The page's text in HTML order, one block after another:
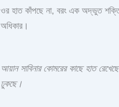
ওর হাত কাঁপছে না, বরং এক অদ্ভুত
অধিকার।
আয়ান সাবিনার কোমরের কাছে হাত
ঢুকছে।